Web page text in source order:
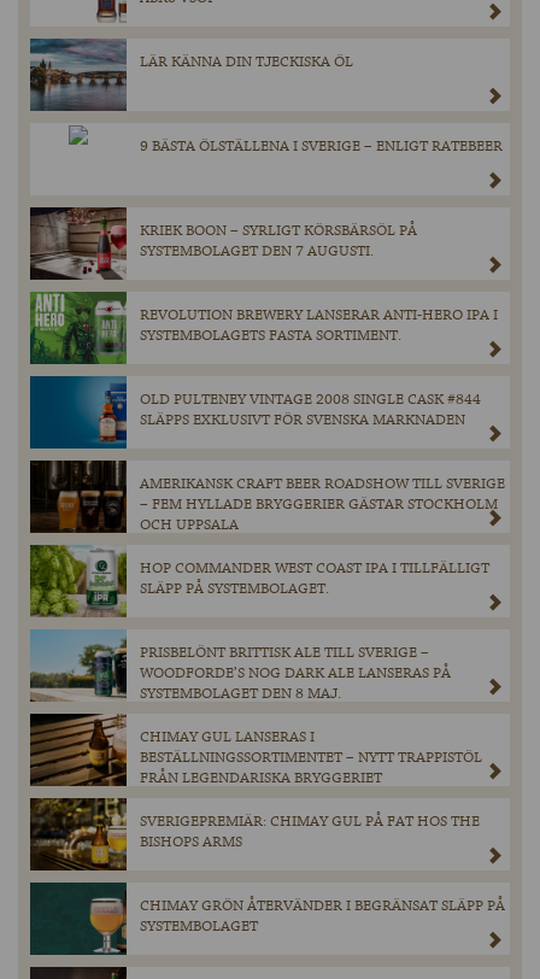
LÄR KÄNNA DIN TJECKISKA ÖL
9 BÄSTA ÖLSTÄLLENA I SVERIGE – ENLIGT RATEBEER
KRIEK BOON – SYRLIGT KÖRSBÄRSÖL PÅ
SYSTEMBOLAGET DEN 7 AUGUSTI.
REVOLUTION BREWERY LANSERAR ANTI-HERO IPA I
SYSTEMBOLAGETS FASTA SORTIMENT.
OLD PULTENEY VINTAGE 2008 SINGLE CASK #844
SLÄPPS EXKLUSIVT FÖR SVENSKA MARKNADEN
AMERIKANSK CRAFT BEER ROADSHOW TILL SVERIGE
– FEM HYLLADE BRYGGERIER GÄSTAR STOCKHOLM
OCH UPPSALA
HOP COMMANDER WEST COAST IPA I TILLFÄLLIGT
SLÄPP PÅ SYSTEMBOLAGET.
PRISBELÖNT BRITTISK ALE TILL SVERIGE –
WOODFORDE’S NOG DARK ALE LANSERAS PÅ
SYSTEMBOLAGET DEN 8 MAJ.
CHIMAY GUL LANSERAS I
BESTÄLLNINGSSORTIMENTET – NYTT TRAPPISTÖL
FRÅN LEGENDARISKA BRYGGERIET
SVERIGEPREMIÄR: CHIMAY GUL PÅ FAT HOS THE
BISHOPS ARMS
CHIMAY GRÖN ÅTERVÄNDER I BEGRÄNSAT SLÄPP PÅ
SYSTEMBOLAGET